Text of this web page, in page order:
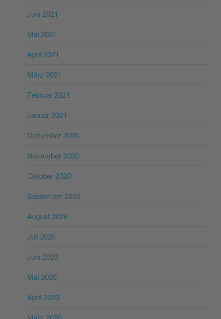
Juni 2021
Mai 2021
April 2021
März 2021
Februar 2021
Januar 2021
Dezember 2020
November 2020
Oktober 2020
September 2020
August 2020
Juli 2020
Juni 2020
Mai 2020
April 2020